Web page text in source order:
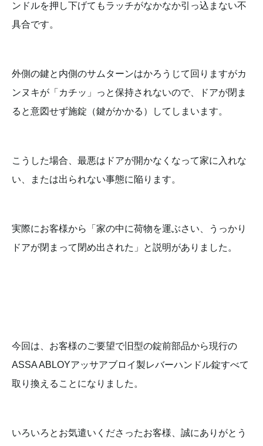
ンドルを押し下げてもラッチがなかなか引っ込まない不
具合です。
外側の鍵と内側のサムターンはかろうじて回りますがカ
ンヌキが「カチッ」っと保持されないので、ドアが閉ま
ると意図せず施錠（鍵がかかる）してしまいます。
こうした場合、最悪はドアが開かなくなって家に入れな
い、または出られない事態に陥ります。
実際にお客様から「家の中に荷物を運ぶさい、うっかり
ドアが閉まって閉め出された」と説明がありました。
今回は、お客様のご要望で旧型の錠前部品から現行の
ASSA ABLOYアッサアブロイ製レバーハンドル錠すべて
取り換えることになりました。
いろいろとお気遣いくださったお客様、誠にありがとう